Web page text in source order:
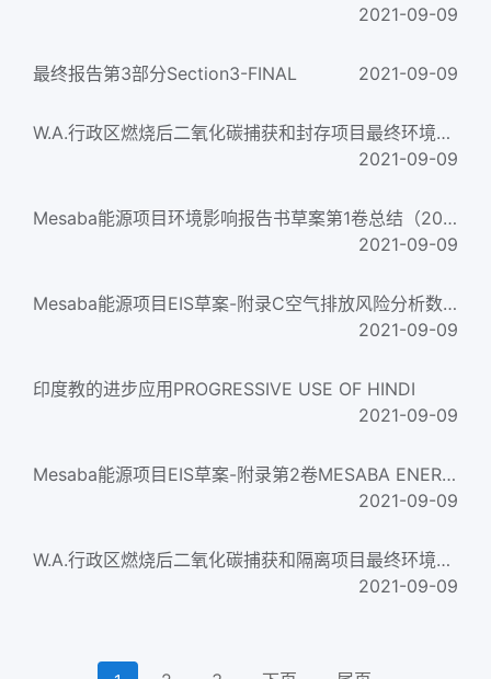
2021-09-09
最终报告第3部分Section3-FINAL 2021-09-09
W.A.行政区燃烧后二氧化碳捕获和封存项目最终环境影响报告书第二卷-附录W.A. Parish Post-Combustion CO2 Capture a...
2021-09-09
Mesaba能源项目环境影响报告书草案第1卷总结（2007年）MESABA ENERGY PROJECT DRAFT ENVIRONMENTAL IMPACT STATEMENT VO...
2021-09-09
Mesaba能源项目EIS草案-附录C空气排放风险分析数据MESABA ENERGY PROJECT DRAFT EIS – APPENDIX C Air Emission Ri...
2021-09-09
印度教的进步应用PROGRESSIVE USE OF HINDI
2021-09-09
Mesaba能源项目EIS草案-附录第2卷MESABA ENERGY PROJECT DRAFT EIS – APPENDIX VOLUME 2
2021-09-09
W.A.行政区燃烧后二氧化碳捕获和隔离项目最终环境影响报告书第二卷-附录W.A. Parish Post-Combustion CO 2 Capture ...
2021-09-09